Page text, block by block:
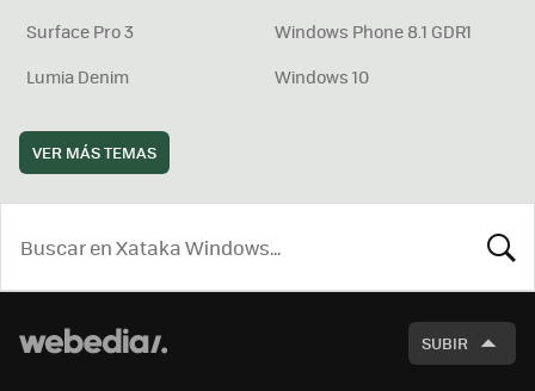
Surface Pro 3
Windows Phone 8.1 GDR1
Lumia Denim
Windows 10
VER MÁS TEMAS
SUBIR